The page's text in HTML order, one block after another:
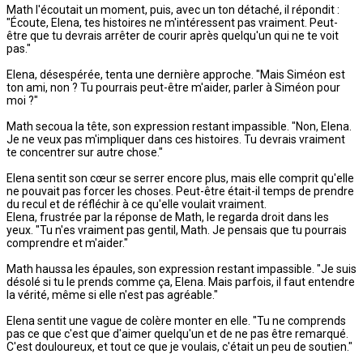
Math l'écoutait un moment, puis, avec un ton détaché, il répondit :
"Écoute, Elena, tes histoires ne m'intéressent pas vraiment. Peut-
être que tu devrais arrêter de courir après quelqu'un qui ne te voit
pas."
Elena, désespérée, tenta une dernière approche. "Mais Siméon est
ton ami, non ? Tu pourrais peut-être m'aider, parler à Siméon pour
moi ?"
Math secoua la tête, son expression restant impassible. "Non, Elena.
Je ne veux pas m'impliquer dans ces histoires. Tu devrais vraiment
te concentrer sur autre chose."
Elena sentit son cœur se serrer encore plus, mais elle comprit qu'elle
ne pouvait pas forcer les choses. Peut-être était-il temps de prendre
du recul et de réfléchir à ce qu'elle voulait vraiment.
Elena, frustrée par la réponse de Math, le regarda droit dans les
yeux. "Tu n'es vraiment pas gentil, Math. Je pensais que tu pourrais
comprendre et m'aider."
Math haussa les épaules, son expression restant impassible. "Je suis
désolé si tu le prends comme ça, Elena. Mais parfois, il faut entendre
la vérité, même si elle n'est pas agréable."
Elena sentit une vague de colère monter en elle. "Tu ne comprends
pas ce que c'est que d'aimer quelqu'un et de ne pas être remarqué.
C'est douloureux, et tout ce que je voulais, c'était un peu de soutien."